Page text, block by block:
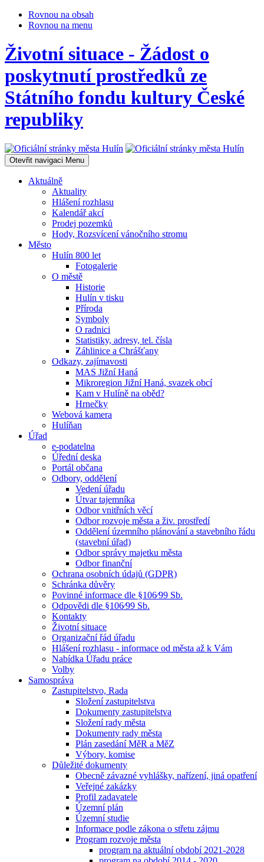
Rovnou na obsah
Rovnou na menu
Životní situace - Žádost o
poskytnutí prostředků ze
Státního fondu kultury České
republiky
Otevřit navigaci Menu
Aktuálně
Aktuality
Hlášení rozhlasu
Kalendář akcí
Prodej pozemků
Hody, Rozsvícení vánočního stromu
Město
Hulín 800 let
Fotogalerie
O městě
Historie
Hulín v tisku
Příroda
Symboly
O radnici
Statistiky, adresy, tel. čísla
Záhlinice a Chrášťany
Odkazy, zajímavosti
MAS Jižní Haná
Mikroregion Jižní Haná, svazek obcí
Kam v Hulíně na oběd?
Hrnečky
Webová kamera
Hulíňan
Úřad
e-podatelna
Úřední deska
Portál občana
Odbory, oddělení
Vedení úřadu
Útvar tajemníka
Odbor vnitřních věcí
Odbor rozvoje města a živ. prostředí
Oddělení územního plánování a stavebního řádu
(stavební úřad)
Odbor správy majetku města
Odbor finanční
Ochrana osobních údajů (GDPR)
Schránka důvěry
Povinné informace dle §106⁄99 Sb.
Odpovědi dle §106⁄99 Sb.
Kontakty
Životní situace
Organizační řád úřadu
Hlášení rozhlasu - informace od města až k Vám
Nabídka Úřadu práce
Volby
Samospráva
Zastupitelstvo, Rada
Složení zastupitelstva
Dokumenty zastupitelstva
Složení rady města
Dokumenty rady města
Plán zasedání MěR a MěZ
Výbory, komise
Důležité dokumenty
Obecně závazné vyhlášky, nařízení, jiná opatření
Veřejné zakázky
Profil zadavatele
Územní plán
Územní studie
Informace podle zákona o střetu zájmu
Program rozvoje města
program na aktuální období 2021-2028